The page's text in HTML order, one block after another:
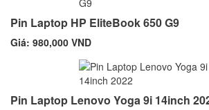
Pin Laptop HP EliteBook 650 G9
Giá: 980,000 VND
Pin Laptop Lenovo Yoga 9i 14inch